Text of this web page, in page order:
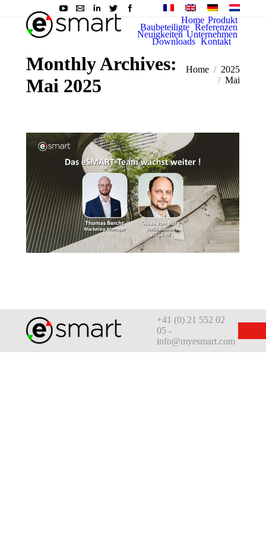
Home Produkt
Baubeteiligte Referenzen
Neuigkeiten Unternehmen
Downloads Kontakt
Monthly Archives:
Mai 2025
Sie befinden sich
Home
2025
Mai
+41 (0) 21 552 02
05 -
info@myesmart.com